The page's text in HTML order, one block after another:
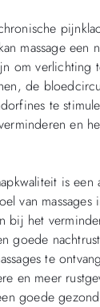
massage een
om
de
te
en
is een
van
bij het
goede
te
en meer
goede